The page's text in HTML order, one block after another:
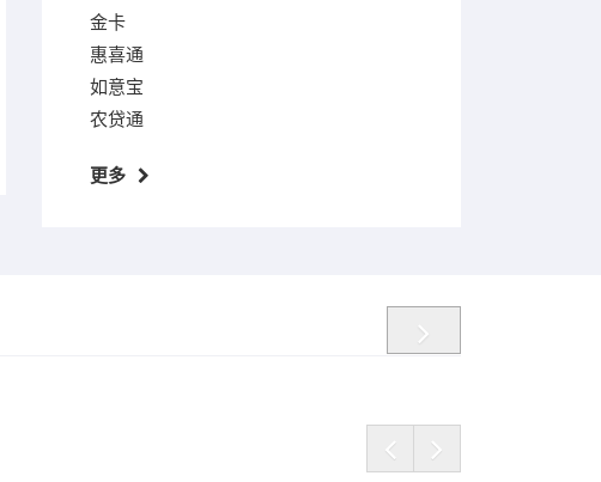
金卡
惠喜通
如意宝
农贷通
更多